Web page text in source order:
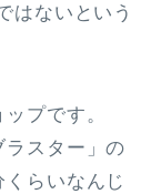
はないという
プです。
スター」の
らいなんじ